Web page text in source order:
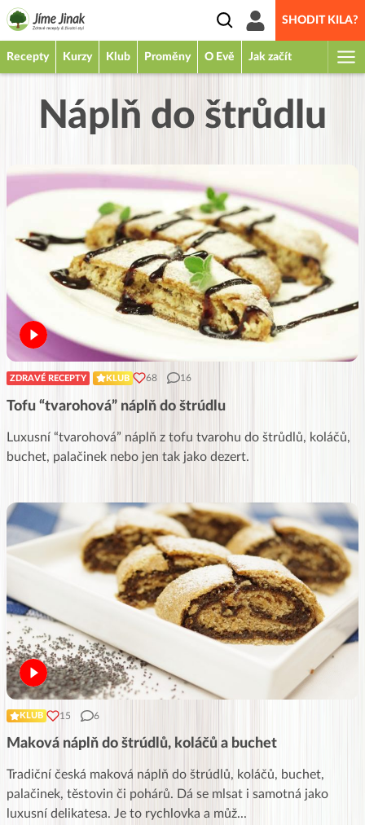
SHODIT KILA?
Recepty Kurzy Klub Proměny O Evě Jak začít
Náplň do štrůdlu
ZDRAVÉ RECEPTY KLUB 68 16
Tofu “tvarohová” náplň do štrúdlu
Luxusní “tvarohová” náplň z tofu tvarohu do štrůdlů, koláčů,
buchet, palačinek nebo jen tak jako dezert.
KLUB 15 6
Maková náplň do štrúdlů, koláčů a buchet
Tradiční česká maková náplň do štrúdlů, koláčů, buchet,
palačinek, těstovin či pohárů. Dá se mlsat i samotná jako
luxusní delikatesa. Je to rychlovka a můž...